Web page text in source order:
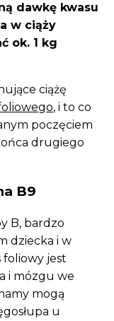
dawkę kwasu
w ciąży
ok. 1 kg
ciążę
, i to co
poczęciem
drugiego
B9
B, bardzo
dziecka i w
foliowy jest
i mózgu we
mogą
u